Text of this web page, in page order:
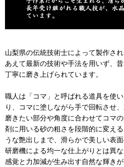
山梨県の伝統技術士によって製作され
あえて最新の技術や手法を用いず、
丁寧に磨き上げられています。
職人は「コマ」と呼ばれる道具を使
り、コマに塗しながら手で回転させ
磨きたい部分や角度に合わせてコマ
剤に用いる砂の粗さを段階的に変え
うな艶出しまで、滑らかで美しい表
研磨機による均一な仕上がりとは異
感覚と力加減が生み出す自然な輝きが